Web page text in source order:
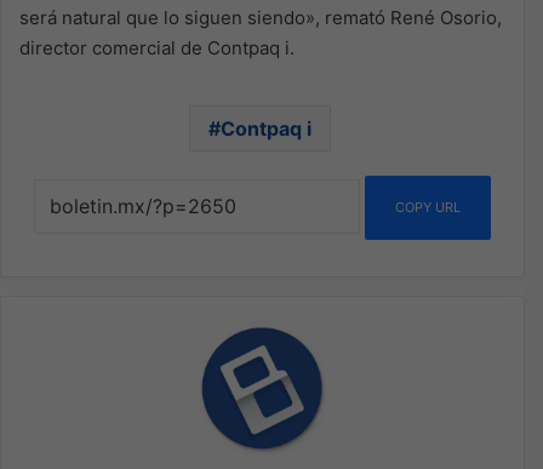
será natural que lo siguen siendo», remató René Osorio,
director comercial de Contpaq i.
Contpaq i
COPY URL